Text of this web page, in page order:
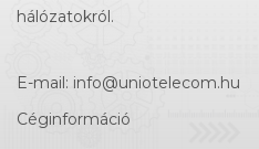
hálózatokról.
E-mail: info@uniotelecom.hu
Céginformáció